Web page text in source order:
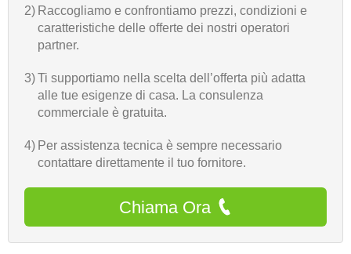
2) Raccogliamo e confrontiamo prezzi, condizioni e
caratteristiche delle offerte dei nostri operatori
partner.
3)Ti supportiamo nella scelta dell’offerta più adatta
alle tue esigenze di casa. La consulenza
commerciale è gratuita.
4) Per assistenza tecnica è sempre necessario
contattare direttamente il tuo fornitore.
Chiama Ora